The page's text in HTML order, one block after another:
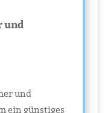
und
und
ein günstiges